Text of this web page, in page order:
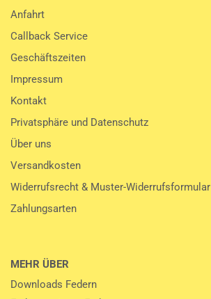
Anfahrt
Callback Service
Geschäftszeiten
Impressum
Kontakt
Privatsphäre und Datenschutz
Über uns
Versandkosten
Widerrufsrecht & Muster-Widerrufsformular
Zahlungsarten
MEHR ÜBER
Downloads Federn